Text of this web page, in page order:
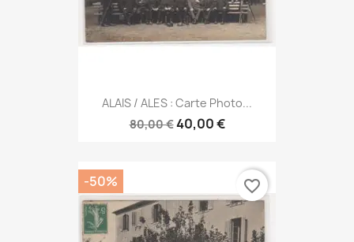
ALAIS / ALES : Carte Photo...
80,00 €40,00 €
-50% favorite_border